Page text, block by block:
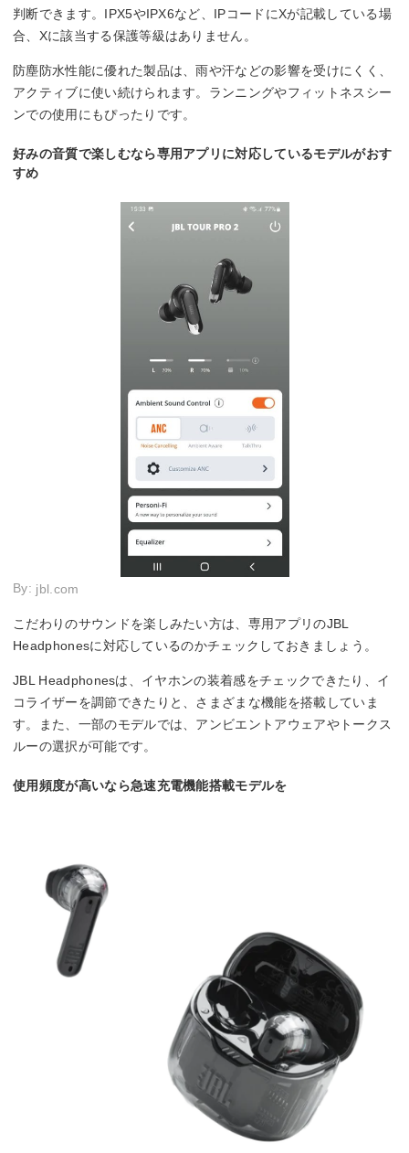
判断できます。IPX5やIPX6など、IPコードにXが記載している場
合、Xに該当する保護等級はありません。
防塵防水性能に優れた製品は、雨や汗などの影響を受けにくく、
アクティブに使い続けられます。ランニングやフィットネスシー
ンでの使用にもぴったりです。
好みの音質で楽しむなら専用アプリに対応しているモデルがおす
すめ
By: jbl.com
こだわりのサウンドを楽しみたい方は、専用アプリのJBL
Headphonesに対応しているのかチェックしておきましょう。
JBL Headphonesは、イヤホンの装着感をチェックできたり、イ
コライザーを調節できたりと、さまざまな機能を搭載していま
す。また、一部のモデルでは、アンビエントアウェアやトークス
ルーの選択が可能です。
使用頻度が高いなら急速充電機能搭載モデルを